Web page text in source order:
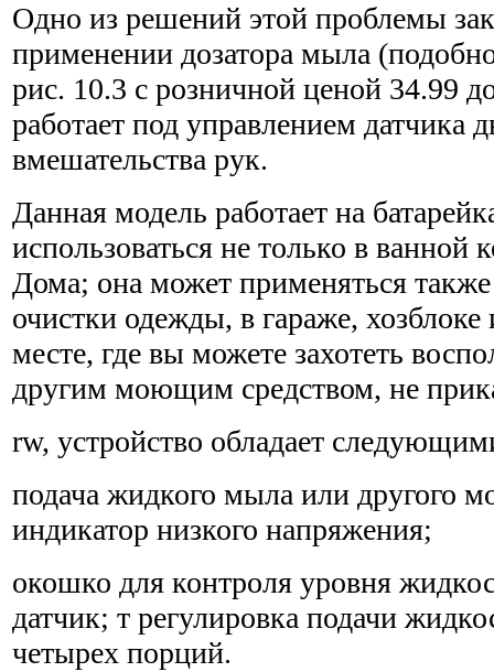
Одно из решений этой проблемы
применении дозатора мыла
рис. 10.3 с розничной ценой 34.99
работает под управлением датчика
вмешательства рук.
Данная модель работает на
использоваться не только в ванной
Дома; она может применяться также
очистки одежды, в гараже,
месте, где вы можете захотеть
другим моющим средством, не
rw, устройство обладает
подача жидкого мыла или другого
индикатор низкого напряжения;
окошко для контроля уровня
датчик; т регулировка подачи
четырех порций.